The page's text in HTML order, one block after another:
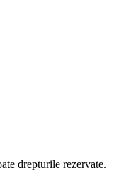
drepturile rezervate.